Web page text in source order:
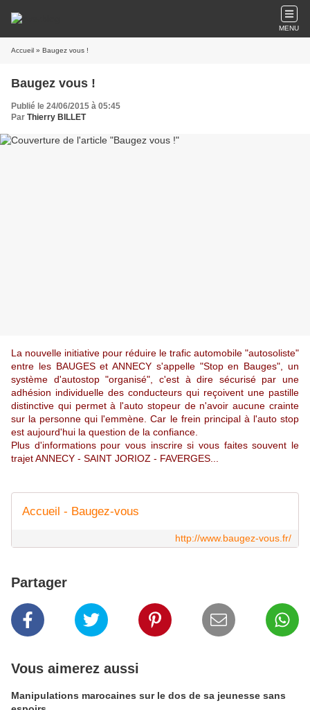
MENU
Accueil » Baugez vous !
Baugez vous !
Publié le 24/06/2015 à 05:45
Par Thierry BILLET
La nouvelle initiative pour réduire le trafic automobile "autosoliste"
entre les BAUGES et ANNECY s'appelle "Stop en Bauges", un
système d'autostop "organisé", c'est à dire sécurisé par une
adhésion individuelle des conducteurs qui reçoivent une pastille
distinctive qui permet à l'auto stopeur de n'avoir aucune crainte
sur la personne qui l'emmène. Car le frein principal à l'auto stop
est aujourd'hui la question de la confiance.
Plus d'informations pour vous inscrire si vous faites souvent le
trajet ANNECY - SAINT JORIOZ - FAVERGES...
Accueil - Baugez-vous
http://www.baugez-vous.fr/
Partager
Vous aimerez aussi
Manipulations marocaines sur le dos de sa jeunesse sans